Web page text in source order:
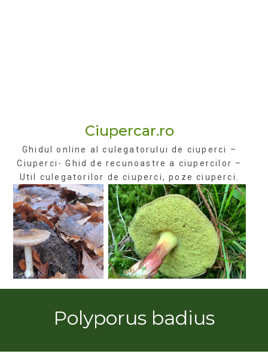
Ciupercar.ro
Ghidul online al culegatorului de ciuperci –
Ciuperci- Ghid de recunoastre a ciupercilor –
Util culegatorilor de ciuperci, poze ciuperci.
Polyporus badius